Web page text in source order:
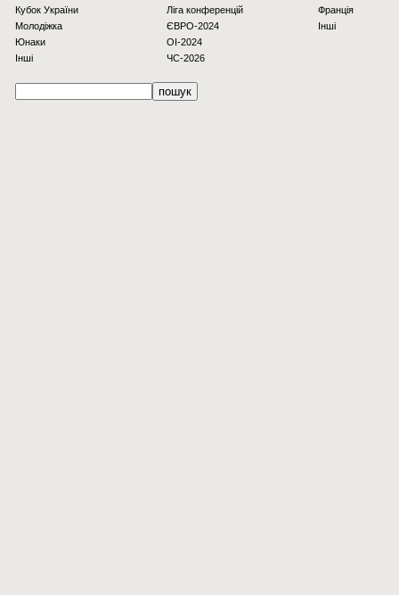
Кубок України
Молодіжка
Юнаки
Інші
Ліга конференцій
ЄВРО-2024
OI-2024
ЧС-2026
Франція
Інші